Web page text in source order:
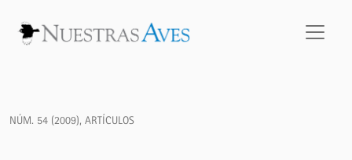
NÚM. 54 (2009), ARTÍCULOS